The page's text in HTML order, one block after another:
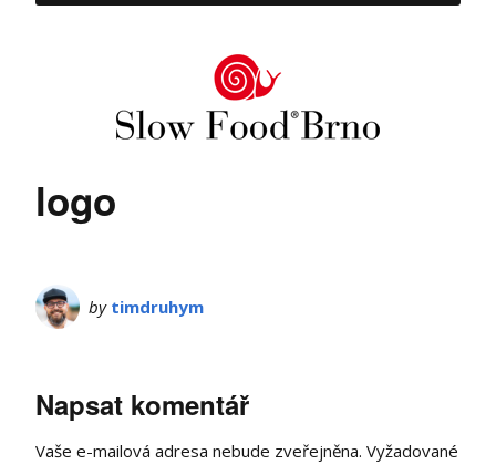
logo
by timdruhym
Napsat komentář
Vaše e-mailová adresa nebude zveřejněna. Vyžadované